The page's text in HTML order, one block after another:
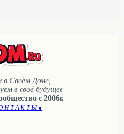
в Своём Доме,
в своё будущее
с 2006г.
Н Т А К Т Ы ●